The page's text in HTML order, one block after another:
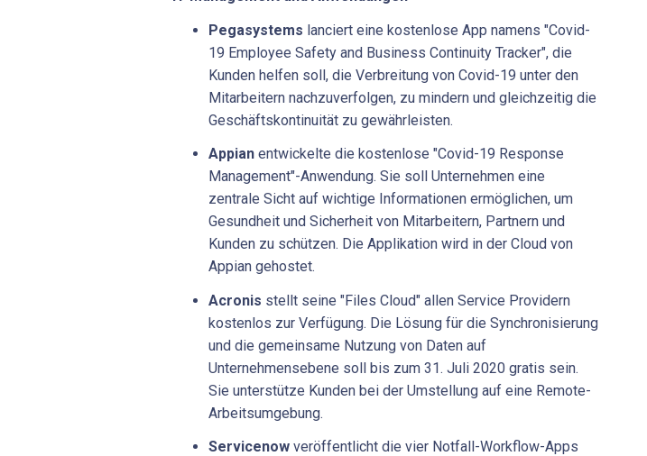
Pegasystems lanciert eine kostenlose App namens "Covid-
19 Employee Safety and Business Continuity Tracker", die
Kunden helfen soll, die Verbreitung von Covid-19 unter den
Mitarbeitern nachzuverfolgen, zu mindern und gleichzeitig die
Geschäftskontinuität zu gewährleisten.
Appian entwickelte die kostenlose "Covid-19 Response
Management"-Anwendung. Sie soll Unternehmen eine
zentrale Sicht auf wichtige Informationen ermöglichen, um
Gesundheit und Sicherheit von Mitarbeitern, Partnern und
Kunden zu schützen. Die Applikation wird in der Cloud von
Appian gehostet.
Acronis stellt seine "Files Cloud" allen Service Providern
kostenlos zur Verfügung. Die Lösung für die Synchronisierung
und die gemeinsame Nutzung von Daten auf
Unternehmensebene soll bis zum 31. Juli 2020 gratis sein.
Sie unterstütze Kunden bei der Umstellung auf eine Remote-
Arbeitsumgebung.
Servicenow veröffentlicht die vier Notfall-Workflow-Apps